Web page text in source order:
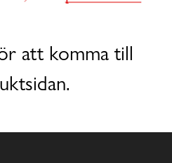
att komma till